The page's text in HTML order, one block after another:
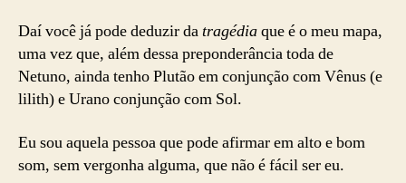
Daí você já pode deduzir datragédiaque é o meu mapa,
uma vez que, além dessa preponderância toda de
Netuno, ainda tenho Plutão em conjunção com Vênus (e
lilith) e Urano conjunção com Sol.
Eu sou aquela pessoa que pode afirmar em alto e bom
som, sem vergonha alguma, que não é fácil ser eu.